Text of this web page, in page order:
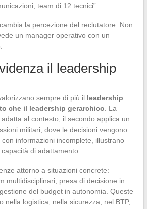
team di 12 tecnici”.
la percezione del reclutatore. Non
un manager operativo con un
il leadership
sempre di più il leadership
che il leadership gerarchico . La
al contesto, il secondo applica un
militari, dove le decisioni vengono
informazioni incomplete, illustrano
di adattamento.
attorno a situazioni concrete:
multidisciplinari, presa di decisione in
del budget in autonomia. Queste
nella logistica, nella sicurezza, nel BTP,